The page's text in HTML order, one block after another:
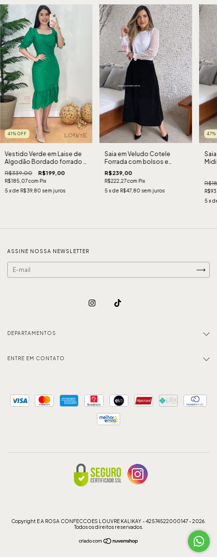
41 % OFF
Vestido Verde em Laise de
Algodão Bordado forrado -
Lançamento Kalikay Modas
R$339,00 R$199,00
R$185,07com Pix
5 x de R$39,80 sem juros
Saia em Veludo Cotele
Forrada com bolsos e
detalhes elegante -
Lançamento
R$239,00
R$222,27com Pix
5 x de R$47,80 sem juros
47%
Midi
5 x
ASSINE NOSSA NEWSLETTER
DEPARTAMENTOS
ENTRE EM CONTATO
Copyright E A ROSA CONFECCOES LOUVRE KALIKAY - 42574522000147 - 2026.
Todos os direitos reservados.